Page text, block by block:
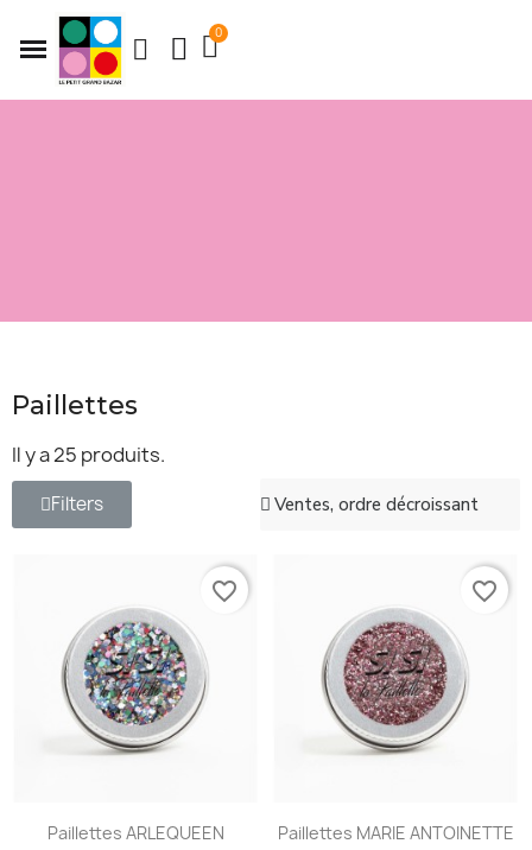
Paillettes
Il y a 25 produits.
Filters
Paillettes ARLEQUEEN
favorite_border
Paillettes MARIE ANTOINETTE
favorite_border